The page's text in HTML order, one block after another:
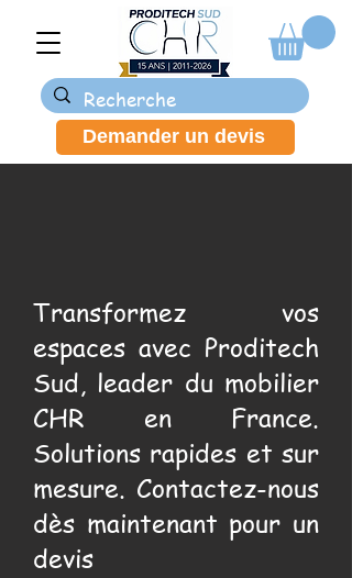
Demander un devis
Transformez vos
espaces avec Proditech
Sud, leader du mobilier
CHR en France.
Solutions rapides et sur
mesure. Contactez-nous
dès maintenant pour un
devis